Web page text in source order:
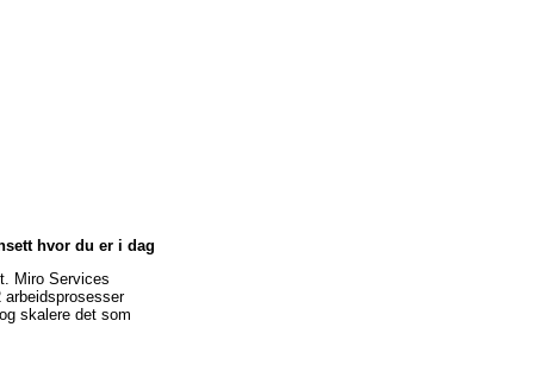
hvor du er i dag
Miro Services
arbeidsprosesser
skalere det som